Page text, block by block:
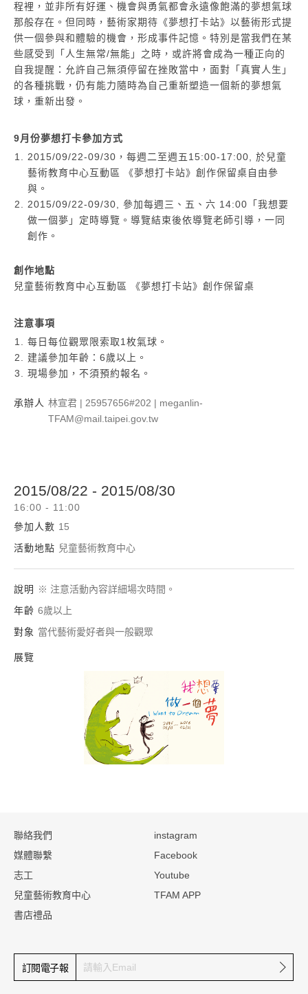
程裡，並非所有好運、機會與勇氣都會永遠像飽滿的夢想氣球
那般存在。但同時，藝術家期待《夢想打卡站》以藝術形式提
供一個參與和體驗的機會，形成事件記憶。特別是當我們在某
些感受到「人生無常/無能」之時，或許將會成為一種正向的
自我提醒：允許自己無須停留在挫敗當中，面對「真實人生」
的各種挑戰，仍有能力隨時為自己重新塑造一個新的夢想氣
球，重新出發。
9月份夢想打卡參加方式
2015/09/22-09/30，每週二至週五15:00-17:00, 於兒童
藝術教育中心互動區 《夢想打卡站》創作保留桌自由參
與。
2015/09/22-09/30, 參加每週三、五、六 14:00「我想要
做一個夢」定時導覽。導覽結束後依導覽老師引導，一同
創作。
創作地點
兒童藝術教育中心互動區 《夢想打卡站》創作保留桌
注意事項
每日每位觀眾限索取1枚氣球。
建議參加年齡：6歲以上。
現場參加，不須預約報名。
承辦人 林宣君 | 25957656#202 | meganlin-
TFAM@mail.taipei.gov.tw
2015/08/22 - 2015/08/30
16:00 - 11:00
參加人數 15
活動地點 兒童藝術教育中心
說明
※ 注意活動內容詳細場次時間。
年齡 6歲以上
對象 當代藝術愛好者與一般觀眾
展覽
聯絡我們
媒體聯繫
志工
兒童藝術教育中心
書店禮品
instagram
Facebook
Youtube
TFAM APP
訂閱電子報 確定